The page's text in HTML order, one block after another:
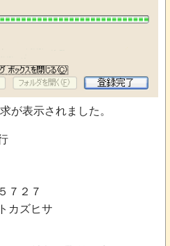
が表示されました。
７２７
カズヒサ